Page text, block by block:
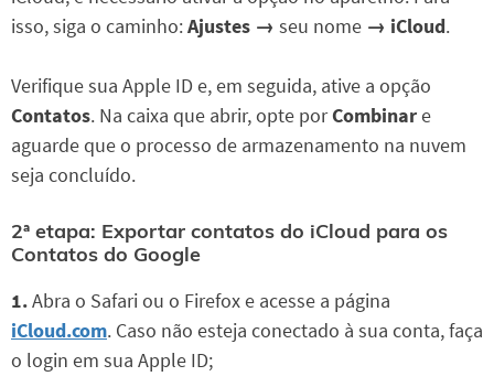
isso, siga o caminho:Ajustes → seu nome → iCloud.
Verifique sua Apple ID e, em seguida, ative a opção
Contatos. Na caixa que abrir, opte porCombinare
aguarde que o processo de armazenamento na nuvem
seja concluído.
2ª etapa: Exportar contatos do iCloud para os
Contatos do Google
1.Abra o Safari ou o Firefox e acesse a página
iCloud.com. Caso não esteja conectado à sua conta, faça
o login em sua Apple ID;